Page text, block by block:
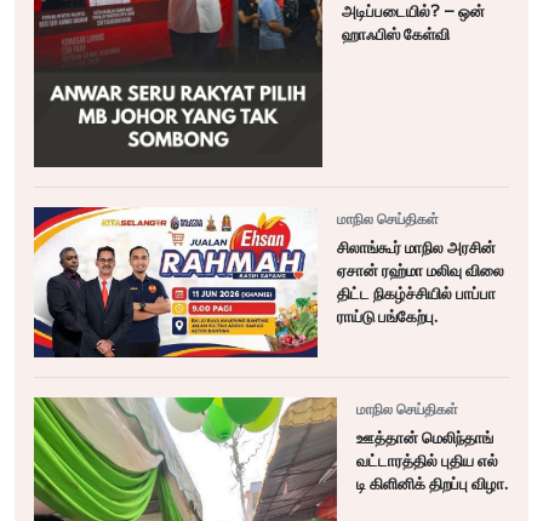
அடிப்படையில்? – ஒன்
ஹாஃபிஸ் கேள்வி
மாநில செய்திகள்
சிலாங்கூர் மாநில அரசின்
ஏசான் ரஹ்மா மலிவு விலை
திட்ட நிகழ்ச்சியில் பாப்பா
ராய்டு பங்கேற்பு.
மாநில செய்திகள்
ஊத்தான் மெலிந்தாங்
வட்டாரத்தில் புதிய எல்
டி கிளினிக் திறப்பு விழா.